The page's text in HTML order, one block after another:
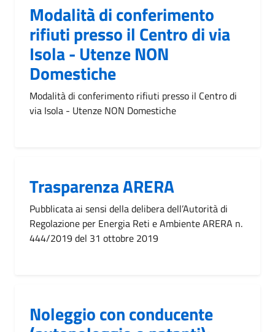
Modalità di conferimento
rifiuti presso il Centro di via
Isola - Utenze NON
Domestiche
Modalità di conferimento rifiuti presso il Centro di
via Isola - Utenze NON Domestiche
Trasparenza ARERA
Pubblicata ai sensi della delibera dell’Autorità di
Regolazione per Energia Reti e Ambiente ARERA n.
444/2019 del 31 ottobre 2019
Noleggio con conducente